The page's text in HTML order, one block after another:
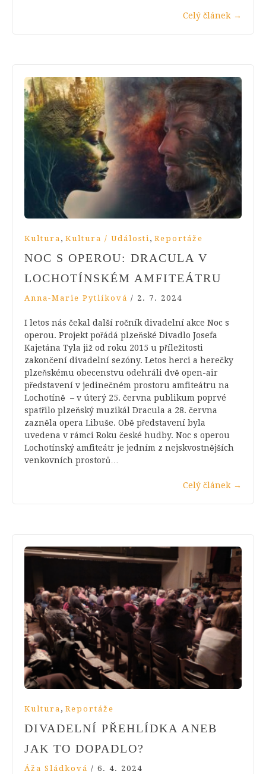
Celý článek →
Kultura , Kultura / Události, Reportáže
NOC S OPEROU: DRACULA V
LOCHOTÍNSKÉM AMFITEÁTRU
Anna-Marie Pytlíková / 2. 7. 2024
I letos nás čekal další ročník divadelní akce Noc s
operou. Projekt pořádá plzeňské Divadlo Josefa
Kajetána Tyla již od roku 2015 u příležitosti
zakončení divadelní sezóny. Letos herci a herečky
plzeňskému obecenstvu odehráli dvě open-air
představení v jedinečném prostoru amfiteátru na
Lochotíně – v úterý 25. června publikum poprvé
spatřilo plzeňský muzikál Dracula a 28. června
zazněla opera Libuše. Obě představení byla
uvedena v rámci Roku české hudby. Noc s operou
Lochotínský amfiteátr je jedním z nejskvostnějších
venkovních prostorů…
Celý článek →
Kultura , Reportáže
DIVADELNÍ PŘEHLÍDKA ANEB
JAK TO DOPADLO?
Áža Sládková / 6. 4. 2024